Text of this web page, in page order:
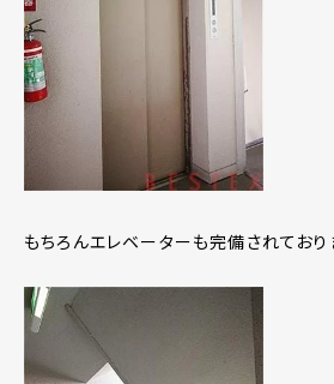
もちろんエレベーターも完備されており